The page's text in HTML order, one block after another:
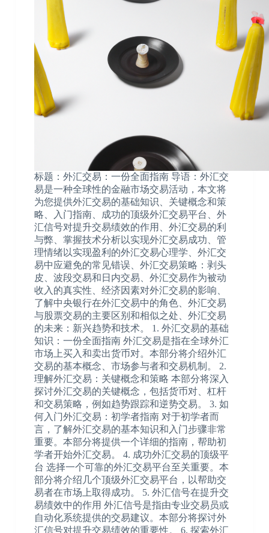
标题：外汇交易：一份全面指南 导语：外汇交
易是一种全球性的金融市场交易活动，本文将
为您提供外汇交易的基础知识、关键概念和策
略、入门指南、成功的顶级外汇交易平台、外
汇信号对提升交易绩效的作用、外汇交易的利
与弊、掌握技术分析以实现外汇交易成功、管
理情绪以实现盈利的外汇交易心理学、外汇交
易中应避免的常见错误、外汇交易策略：剥头
皮、波段交易和日内交易、外汇交易作为被动
收入的真实性、经济因素对外汇交易的影响、
了解中央银行在外汇交易中的角色、外汇交易
与股票交易的主要区别和相似之处、外汇交易
的未来：新兴趋势和技术。 1. 外汇交易的基础
知识：一份全面指南 外汇交易是指在全球外汇
市场上买入和卖出货币对。本部分将介绍外汇
交易的基本概念、市场参与者和交易机制。 2.
理解外汇交易：关键概念和策略 本部分将深入
探讨外汇交易的关键概念，包括货币对、杠杆
和交易策略，例如趋势跟踪和逆势交易。 3. 如
何入门外汇交易：初学者指南 对于初学者而
言，了解外汇交易的基本知识和入门步骤非常
重要。本部分将提供一个详细的指南，帮助初
学者开始外汇交易。 4. 成功外汇交易的顶级平
台 选择一个可靠的外汇交易平台至关重要。本
部分将介绍几个顶级外汇交易平台，以帮助交
易者在市场上取得成功。 5. 外汇信号在提升交
易绩效中的作用 外汇信号是指由专业交易员或
自动化系统提供的交易建议。本部分将探讨外
汇信号对提升交易绩效的重要性。 6. 探索外汇